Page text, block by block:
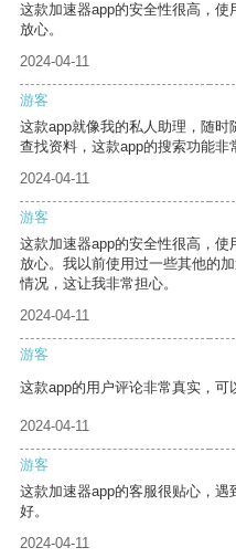
这款加速器app的安全性很高，
放心。
2024-04-11
游客
这款app就像我的私人助理，随
查找资料，这款app的搜索功能非
2024-04-11
游客
这款加速器app的安全性很高，
放心。我以前使用过一些其他的
情况，这让我非常担心。
2024-04-11
游客
这款app的用户评论非常真实，可
2024-04-11
游客
这款加速器app的客服很贴心，
好。
2024-04-11